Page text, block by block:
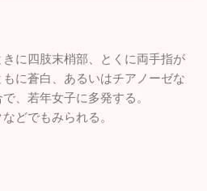
に四肢末梢部、とくに両手指が
に蒼白、あるいはチアノーゼな
、若年女子に多発する。
どでもみられる。